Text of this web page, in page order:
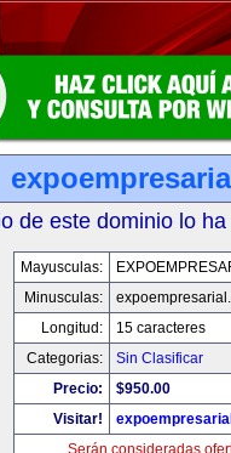
de este dominio lo
Mayusculas:
Minusculas:
Longitud:
15 caracteres
Categorias:
Sin Clasificar
Precio:
$950.00
Visitar!
Serán consideradas